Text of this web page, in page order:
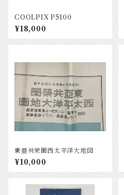
COOLPIX P5100
¥18,000
東亜共栄圏西太平洋大地図
¥10,000